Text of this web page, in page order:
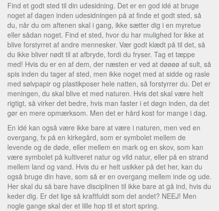
Find et godt sted til din udesidning. Det er en god idé at bruge
noget af dagen inden udesidningen på at finde et godt sted, så
du, når du om aftenen skal i gang, ikke sætter dig i en myretue
eller sådan noget. Find et sted, hvor du har mulighed for ikke at
blive forstyrret af andre mennesker. Vær godt klædt på til det, så
du ikke bliver nødt til at afbryde, fordi du fryser. Tag et tæppe
med! Hvis du er en af dem, der næsten er ved at døøøø af sult, så
spis inden du tager af sted, men ikke noget med at sidde og rasle
med sølvpapir og plastikposer hele natten, så forstyrrer du. Det er
meningen, du skal blive et med naturen. Hvis det skal være helt
rigtigt, så virker det bedre, hvis man faster i et døgn inden, da det
gør en mere opmærksom. Men det er hård kost for mange i dag.
En idé kan også være ikke bare at være i naturen, men ved en
overgang, fx på en kirkegård, som er symbolet mellem de
levende og de døde, eller mellem en mark og en skov, som kan
være symbolet på kultiveret natur og vild natur, eller på en strand
mellem land og vand. Hvis du er helt usikker på det her, kan du
også bruge din have, som så er en overgang mellem inde og ude.
Her skal du så bare have disciplinen til ikke bare at gå ind, hvis du
keder dig. Er det lige så kraftfuldt som det andet? NEEJ! Men
nogle gange skal der et lille hop til et stort spring.